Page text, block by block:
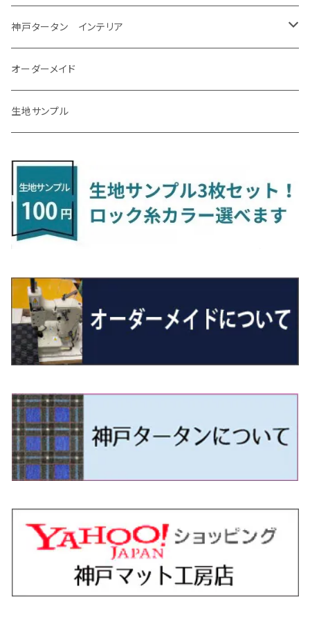
H23/12～R3/7 NHP10
R3/7～ MXPK系
アベンシス
H23/9～H30/4 270系
アリオン
H23/10～R3/3 260系
アルファード/ヴェルファイアＨＶ
H27/1～R5/6 30系
R5/6～ 40系
H24/4～29/10 20系
ヴィッツ
H22/12～R2/3 130系
ヴォクシー
H26/1～R4/1 80系
R4/1～ 90系
エスクァイア
H26/10～R3/12 80系
エスティマ
H18/1～H24/5（前期）
H24/5～R1/10（後期）
エスティマ・ハイブリッド
H18/6～H24/5（前期）
H24/5～R1/10（後期）
オーリス
H24/8～H30/3 180系
カムリ
H24/5～ 160系
カローラ・クロス
カローラ・スポーツ
H19/5～H29/10
ＬＳ５００/ＬＳ５００ｈ
H29/10～
ＬＸ
H27/9～R3/10 URJ201W
ＮＸ
R3/11～ 20系
H26/10～
ＲＸ
H27/10～R4/7 20系5人乗
H29/12～R4/7 20系7人乗
R4/11～ 10系
ＵＸ
H30/11～
R8/7～ E53
R3/8～ E13
ＮＶ３５０キャラバン
H24/6～ E26 3人乗
H24/6～ E26 5・6人乗
キューブ
H14/10～R2/3 Z11・Z12
キックス
R2/6~R8/6 15系(e-POWER)
R8/6～ 16系
H11/6～H16/10 Y34
サクラ
R4/5～ B6AW
シーマ
H13/1～R4/8 F50・Y51
シルビア
H3/1～H11/1 S13・S14
H11/1～H14/11 S15
シルフィ
H24/12～R3/10 TB17
ジューク
H22/6～R2/6 F15
スカイライン
H13/6～H18/11 V35
H26/2～ V37
スカイライン・クロスオーバー
H11/6～H16/10 Y34
H1/6～H11/6 Y30
セレナ
H22/11～H28/9 C26
H11/2～H24/2 TV系
H24/4～R4/1 S3系
サンバートラック
H24/2～H26/9 S200系
H26/9～ S500系
シフォン
H28/12～R1/7 LA600/610
ジャスティ
H23/5～ LA100系
ソルテラ
R4/5~ XEAM10X・YEAM15X
ディアスワゴン
H21/9～R2/4 S300系
トレジア
H22/11～H28/3 120系
フォレスター
H14/2～ SG/SH/SJ/SK系
プレオ
H22/4～H30/3 L275/285
プレオプラス
H24/12～H29/5 LA300/310
レヴォーグ
H15/6～R2/8 BN/BM/BL系
レガシィアウトバック
H15/10～ BP/BR/BS/BT系
レガシィツーリングワゴン
R1/5～ BP系
ＭＡＺＤＡ６
R1/8～ GJ系
ＭＸ－３０
R2/10～ DREJ3P
アクセラ/アクセラ・スポーツ
H24/11～R1/8 GJ系
キャロル
H27/1～ HB36/37/97S
キャロルエコ
H24/11～H27/1 HB35S
スクラム
H17/9～ DG64/DG17
スクラムトラック
H25/9～ DG16T
デミオ
H19/7～R1/7 DE/DJ系
ビアンテ
H20/7～30/3 CC系
ファミリア バン
H30/6～ 160系
H24/10～ MJ系
フレアクロスオーバー
H26/1～ MS系
R2/9～ S403/413P
コペン
H14/6～ L880/LA400K
タフト
R2/6～ LA900/910S
タント
R1/7～ LA650/660
H28/11～ M900系
ハイゼット・キャディー
H28/6～R3/9 LA700V
ハイゼット・カーゴ
H16/12～ S300/S700系
ハイゼット・トラック
H11/1～ S200/S500系
ブーン
H28/4～R5/12 M700系
ミラ
H18/12～ L275/285
ミラ・イース
H23/9～ LA300系
ミラ・ココア
H30/6～ LA550/560S
ムーヴ
H26/12～R5/7 LA150/160S
ムーヴキャンバス
R4/6～ HE33S
イグニス
H28/2～ FF21S
エスクード
H17/5～H27/10 TA/TD系
エブリィ
H13/9～ DA系
クロスビー(XBEE)
H29/12～R7/10 MN71S
ジムニー
H3/6～ JA/JB系
ジムニーノマド
R7/4～ JC74W
ジムニーワイド/ジムニーシエラ
H10/1～H14/1 JB33/43W
H14/1～ JB43/74W
スイフト/スイフトスポーツ
H22/9～ スイフト
H23/12～
スペーシア/スペーシアカスタム/スペーシアギア
H25/3～R5/11
R5/11～ MK54S・MK94S
スペーシアベース
H23/1～H27/8 MA15S
H27/8～R2/12 MA26/36/46S
ハスラー
H26/1～ MR系
H25/6～ B11W/B30系
ｅｋカスタム/ｅｋクロス
H25/6～H31/3 ｅｋカスタム
H31/3～ ｅｋクロス
ekクロスEV
R4/6～ B5AW
アイミーブ
H24/10～R2/12 GF系
アウトランダーＰＨＥＶ
H25/1～ GG/GN系 5人乗
エクリプスクロス/エクリプスクロスPHEV
H30/3～ GK/GL系
タウンボックス
H26/2～ DS17/64W
ディグニティ
H24/7～H29/1 BHGY51
デリカＤ：２
H23/3～ MB系
デリカＤ：３
H23/10～H31/4 BM20 7人乗
デリカＤ：５
R5/5～ B30系/BA系
パジェロ
H18/10～R1/8 7人乗ロング V90系
H23/12～H29/9 JF1/2
H29/9～R5/10 JF3/4
NBOXプラス/NBOXプラスカスタム
H24/7～H29/8 JF1/2
NBOXスラッシュ
H26/12～R2/2 JF1/2
NBOXジョイ
H24/11～R2/3 JG1・JG2
R2/11～ JG3・JG4
N-ONE e:
R7/9~ JG5
N-VAN
H30/7～ JJ1・JJ2
N-VAN e:
R6/10~ JJ3
N‐WGN/N‐WGNカスタム
H25/11～ JH1・JH2・JH3・JH4
S660
H27/4～R3/12 JW5
WR-V
R6/3～ DG5
ZR-V
H11/6～H30/7 バン HH5・HH6
H21/12～R3/4 トラック
アコード・アコードハイブリッド
H25/6～R2/2 CR系
H29/10～ ３HD系
ゴルフ
H25/4～R3/4 AU系
R3/6～ CDD系
H16/4～28/1 １T系 トゥラン
シャラン
H23/2～ 7N系
Tクロス
R2/7～ A1D系
ティグアン
H20/9～H29/1 5NC系
トゥアレグ
H15/9～H30/4 7L/7P系
パサート
H23/5～H27/7 3CCAX
H27/7～ 3CC/3CD系
ザ・ビートル
H24/4～R3/4 16C系
ポロ
H21/10～H30/3 6RC系
H30/3～ AW系
H24/11～30/10
H30/10～
Ｂクラス
H24/4～R1/6
Ｃクラス
H26/7～R4/2
ＣＬＡクラス
H27/6～R1/8
ＣＬＳクラス
H30/6～
Ｅクラス
H28/7～
ＧＬＡクラス
H26/5～R2/6
ＧＬＥクラス
R1/6～
Ｓクラス
H25/10～R3/10
Ｖクラス
H27/4～
MINI
MINIクロスオーバー
神戸タータン インテリア
ラグマット
ラグマットセカンド（L）
ラグマットミニ（S）
オーダーメイド
生地サンプル